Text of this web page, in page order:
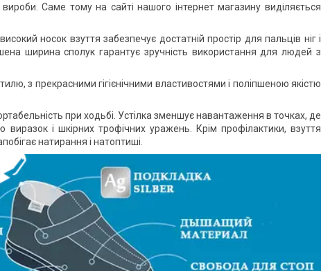
вироби. Саме тому на сайті нашого інтернет магазину виділяється
носок взуття забезпечує достатній простір для пальців ніг і
ширина сполук гарантує зручність використання для людей з
з прекрасними гігієнічними властивостями і поліпшеною якістю
при ходьбі. Устілка зменшує навантаження в точках, де
і шкірних трофічних уражень. Крім профілактики, взуття
натирання і натоптиші.